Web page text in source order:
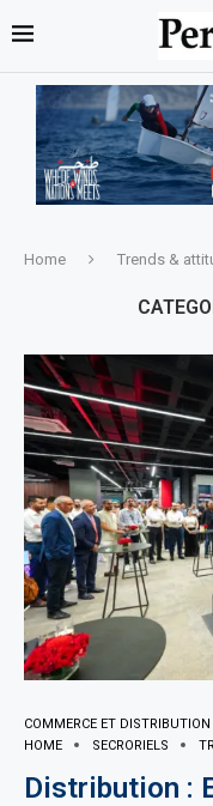
Home Trends &
COMMERCE ET DISTRIBUTION
HOME
SECRORIELS
Distribution :